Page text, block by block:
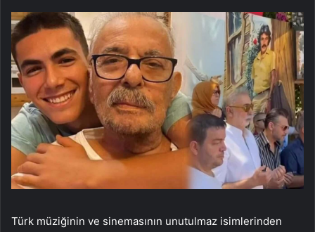
Türk müziğinin ve sinemasının unutulmaz isimlerinden